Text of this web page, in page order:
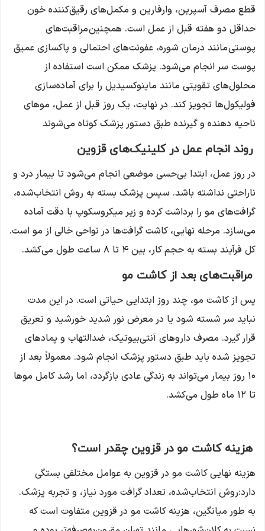
قطع مصرف آسپرین، وارفارین و مکمل‌های رقیق‌کننده خون
حداقل دو هفته قبل از عمل است. همچنین مراقبت‌های
پوستی مانند درمان شوره، عفونت‌های احتمالی و پاکسازی عمیق
پوست سر انجام می‌شود. پزشک ممکن است استفاده از
محلول‌های تقویتی مانند ماینوکسیدیل را برای آماده‌سازی
فولیکول‌ها تجویز کند. در نهایت، یک روز قبل از عمل، موهای
ناحیه دهنده و گیرنده طبق دستور پزشک کوتاه می‌شوند
روند انجام عمل در کلینیک‌های قزوین
در روز عمل، ابتدا بی‌حسی موضعی انجام می‌شود تا بیمار درد و
ناراحتی نداشته باشد. سپس پزشک بسته به روش انتخاب‌شده،
گرافت‌های مو را برداشت کرده و زیر میکروسکوپ با دقت آماده
می‌سازد. مرحله نهایی، کاشت گرافت‌ها در نواحی خالی از مو است.
کل فرآیند بسته به حجم کار، بین ۴ تا ۸ ساعت طول می‌کشد.
مراقبت‌های بعد از کاشت مو
پس از کاشت مو، چند روز ابتدایی حیاتی است. در این مدت
نباید سر شسته شود یا در معرض نور شدید خورشید و تعریق
قرار گیرد. مصرف داروهای آنتی‌بیوتیک، ضدالتهاب و پمادهای
تجویز شده باید طبق دستور پزشک انجام شود. معمولاً بعد از
۱۰ روز بیمار می‌تواند به زندگی عادی بازگردد، اما رشد کامل موها
تا ۱۲ ماه طول می‌کشد.
هزینه کاشت مو در قزوین چقدر است؟
هزینه نهایی کاشت مو در قزوین به عوامل مختلفی بستگی
دارد:روش انتخاب‌شده، تعداد گرافت مورد نیاز، و تجربه پزشک.
به طور میانگین، هزینه کاشت مو در قزوین متفاوت است که